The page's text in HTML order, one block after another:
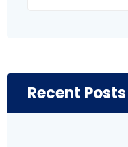
Recent Posts